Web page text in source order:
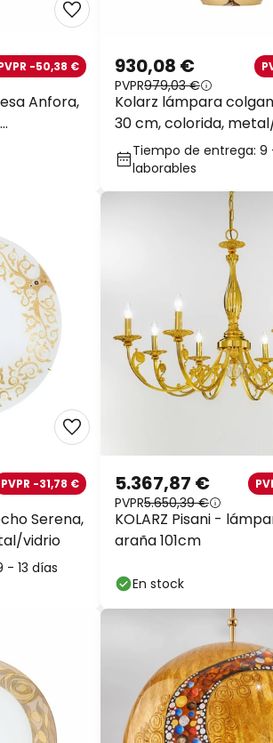
Anfora,
-50,38 €
Kolarz lámpara
30 cm, colorida,
930,08 €
PVPR979,03 €
Tiempo de entrega: 9
laborables
Serena,
vidrio
PVPR -31,78 €
- 13 días
KOLARZ Pisani -
araña 101cm
5.367,87 €
PVPR5.650,39 €
En stock